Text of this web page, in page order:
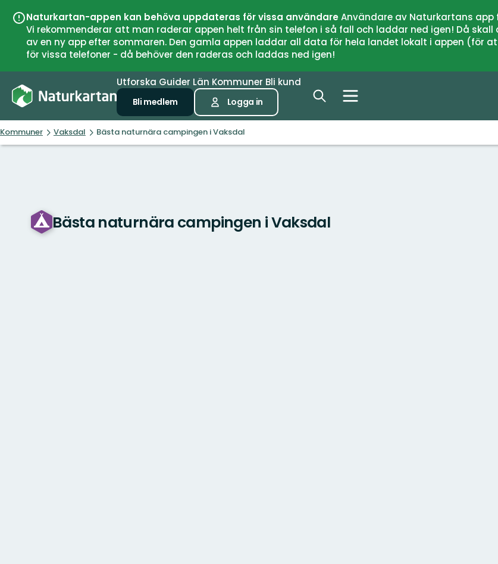
Naturkartan-appen kan behöva uppdateras för vissa användareAnvändare av Naturkartans
Vi rekommenderar att man raderar appen helt från sin telefon i så fall och laddar ned igen! Då
av en ny app efter sommaren. Den gamla appen laddar all data för hela landet lokalt i appen (för
för vissa telefoner - då behöver den raderas och laddas ned igen!
Utforska Guider Län Kommuner Bli kund
Bli medlem Logga in
Kommuner Vaksdal Bästa naturnära campingen i Vaksdal
Bästa naturnära campingen i Vaksdal